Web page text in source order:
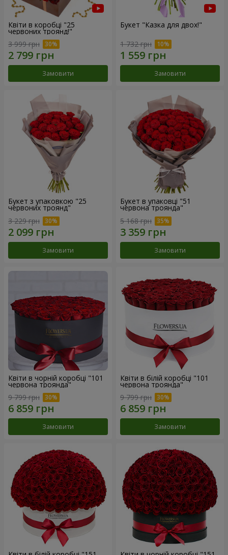
Квіти в коробці "25
червоних троянд!"
3 999 грн
Замовити
Букет "Казка для двох!"
1 732 грн
Замовити
Букет з упаковкою "25
червоних троянд"
3 229 грн
Замовити
Букет в упаковці "51
червона троянда"
5 168 грн
Замовити
Квіти в чорній коробці "101
червона троянда"
9 799 грн
Замовити
Квіти в білій коробці "101
червона троянда"
9 799 грн
Замовити